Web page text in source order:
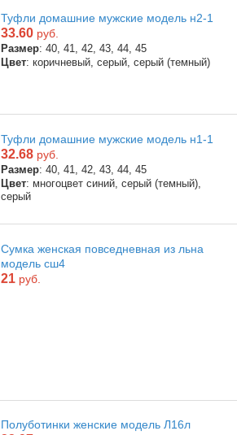
Туфли домашние мужские модель н2-1
33.60 руб.
Размер: 40, 41, 42, 43, 44, 45
Цвет: коричневый, серый, серый (темный)
Туфли домашние мужские модель н1-1
32.68 руб.
Размер: 40, 41, 42, 43, 44, 45
Цвет: многоцвет синий, серый (темный),
серый
Сумка женская повседневная из льна
модель сш4
21 руб.
Полуботинки женские модель Л16л